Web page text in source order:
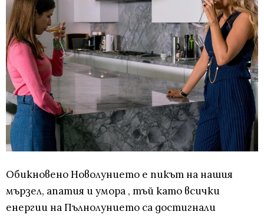
Обикновено Новолунието е пикът на нашия
мързел, апатия и умора , тъй като всички
енергии на Пълнолунието са достигнали